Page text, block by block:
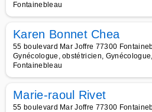
Fontainebleau
Karen Bonnet Chea
55 boulevard Mar Joffre 77300
Gynécologue, obstétricien,
Fontainebleau
Marie-raoul Rivet
55 boulevard Mar Joffre 77300